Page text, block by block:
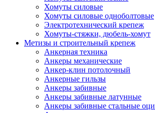
Хомуты силовые
Хомуты силовые одноболтовые
Электротехнический крепеж
Хомуты-стяжки, дюбель-хомут
Метизы и строительный крепеж
Анкерная техника
Анкеры механические
Анкер-клин потолочный
Анкерные гильзы
Анкеры забивные
Анкеры забивные латунные
Анкеры забивные стальные